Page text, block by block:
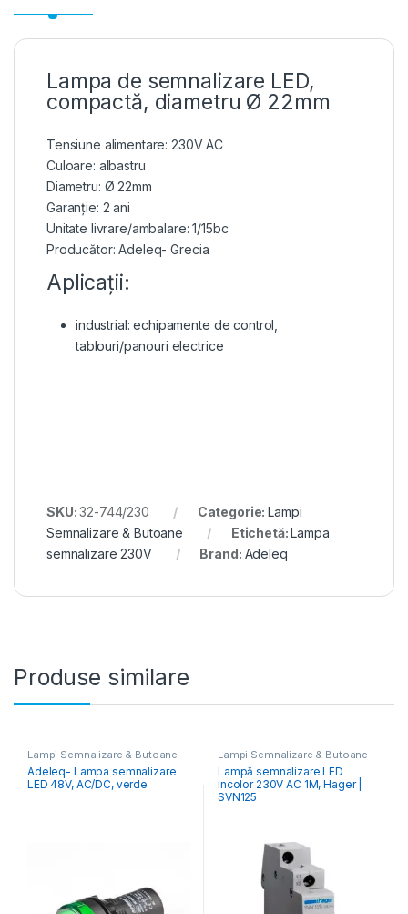
Lampa de semnalizare LED,
compactă, diametru Ø 22mm
Tensiune alimentare: 230V AC
Culoare: albastru
Diametru: Ø 22mm
Garanție: 2 ani
Unitate livrare/ambalare: 1/15bc
Producător: Adeleq- Grecia
Aplicații:
industrial: echipamente de control,
tablouri/panouri electrice
SKU:32-744/230 Categorie:Lampi
Semnalizare & Butoane
Etichetă:Lampa
semnalizare 230V
Brand: Adeleq
Produse similare
Lampi Semnalizare & Butoane
Adeleq- Lampa semnalizare
LED 48V, AC/DC, verde
Lampi Semnalizare & Butoane
Lampă semnalizare LED
incolor 230V AC 1M, Hager |
SVN125